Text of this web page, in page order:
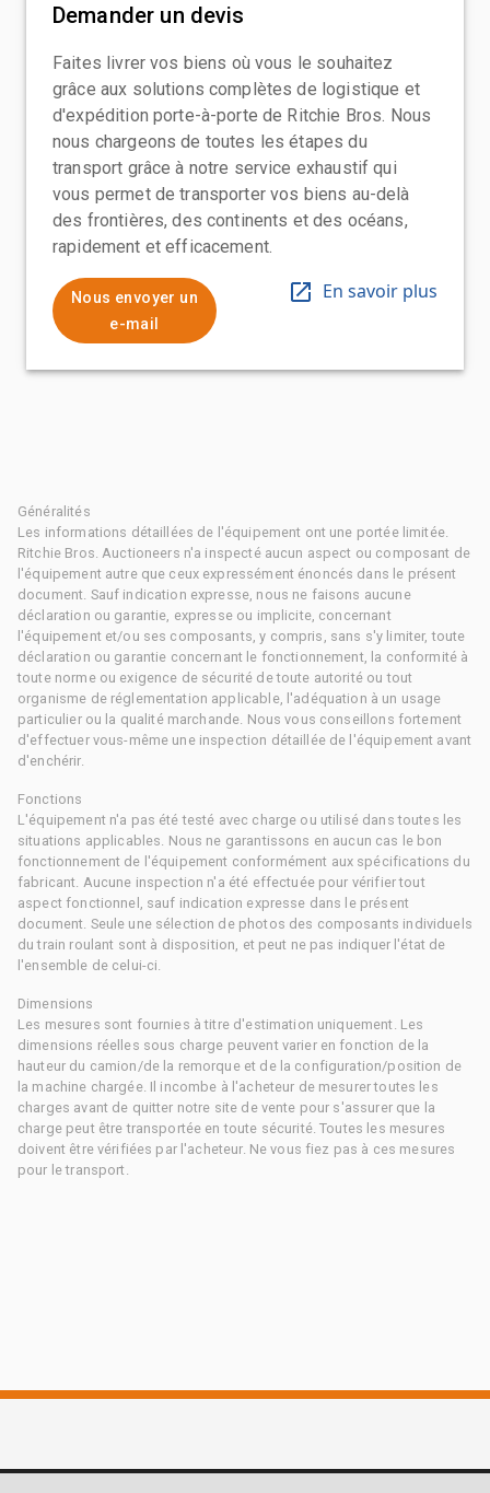
Demander un devis
Faites livrer vos biens où vous le souhaitez
grâce aux solutions complètes de logistique et
d'expédition porte-à-porte de Ritchie Bros. Nous
nous chargeons de toutes les étapes du
transport grâce à notre service exhaustif qui
vous permet de transporter vos biens au-delà
des frontières, des continents et des océans,
rapidement et efficacement.
Nous envoyer un
e-mail
En savoir plus
Généralités
Les informations détaillées de l'équipement ont une portée limitée.
Ritchie Bros. Auctioneers n'a inspecté aucun aspect ou composant de
l'équipement autre que ceux expressément énoncés dans le présent
document. Sauf indication expresse, nous ne faisons aucune
déclaration ou garantie, expresse ou implicite, concernant
l'équipement et/ou ses composants, y compris, sans s'y limiter, toute
déclaration ou garantie concernant le fonctionnement, la conformité à
toute norme ou exigence de sécurité de toute autorité ou tout
organisme de réglementation applicable, l'adéquation à un usage
particulier ou la qualité marchande. Nous vous conseillons fortement
d'effectuer vous-même une inspection détaillée de l'équipement avant
d'enchérir.
Fonctions
L'équipement n'a pas été testé avec charge ou utilisé dans toutes les
situations applicables. Nous ne garantissons en aucun cas le bon
fonctionnement de l'équipement conformément aux spécifications du
fabricant. Aucune inspection n'a été effectuée pour vérifier tout
aspect fonctionnel, sauf indication expresse dans le présent
document. Seule une sélection de photos des composants individuels
du train roulant sont à disposition, et peut ne pas indiquer l'état de
l'ensemble de celui-ci.
Dimensions
Les mesures sont fournies à titre d'estimation uniquement. Les
dimensions réelles sous charge peuvent varier en fonction de la
hauteur du camion/de la remorque et de la configuration/position de
la machine chargée. Il incombe à l'acheteur de mesurer toutes les
charges avant de quitter notre site de vente pour s'assurer que la
charge peut être transportée en toute sécurité. Toutes les mesures
doivent être vérifiées par l'acheteur. Ne vous fiez pas à ces mesures
pour le transport.